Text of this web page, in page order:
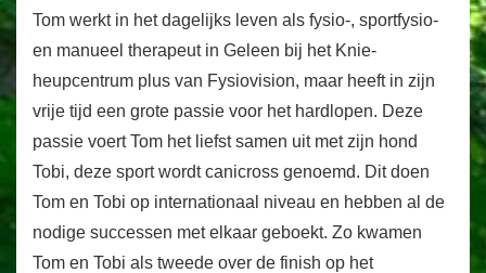
Tom werkt in het dagelijks leven als fysio-, sportfysio-
en manueel therapeut in Geleen bij het Knie-
heupcentrum plus van Fysiovision, maar heeft in zijn
vrije tijd een grote passie voor het hardlopen. Deze
passie voert Tom het liefst samen uit met zijn hond
Tobi, deze sport wordt canicross genoemd. Dit doen
Tom en Tobi op internationaal niveau en hebben al de
nodige successen met elkaar geboekt. Zo kwamen
Tom en Tobi als tweede over de finish op het